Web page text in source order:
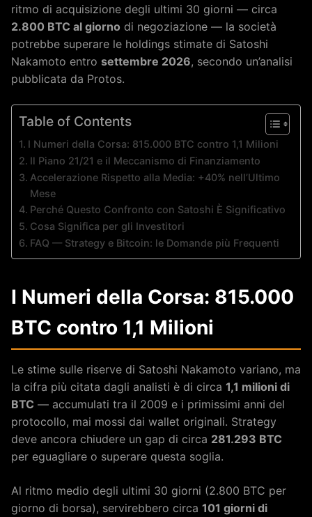
ritmo di acquisizione degli ultimi 30 giorni — circa
2.800 BTC al giorno di negoziazione — la società
potrebbe superare le holdings stimate di Satoshi
Nakamoto entro settembre 2026, secondo un’analisi
pubblicata da Protos.
Table of Contents
I Numeri della Corsa: 815.000 BTC contro 1,1 Milioni
Il Piano 21/21 e il Meccanismo di Finanziamento
Accelerazione Rispetto alla Media: +40% nell’Ultimo
Mese
Perché Questo Confronto con Satoshi È Significativo
Cosa Significa per gli Investitori
FAQ — Strategy e Bitcoin: le Domande più Frequenti
I Numeri della Corsa: 815.000
BTC contro 1,1 Milioni
Le stime sulle riserve di Satoshi Nakamoto variano, ma
la cifra più citata dagli analisti è di circa 1,1 milioni di
BTC — accumulati tra il 2009 e i primissimi anni del
protocollo, mai mossi dai wallet originali. Strategy
deve ancora chiudere un gap di circa 281.293 BTC
per eguagliare o superare questa soglia.
Al ritmo medio degli ultimi 30 giorni (2.800 BTC per
giorno di borsa), servirebbero circa 101 giorni di